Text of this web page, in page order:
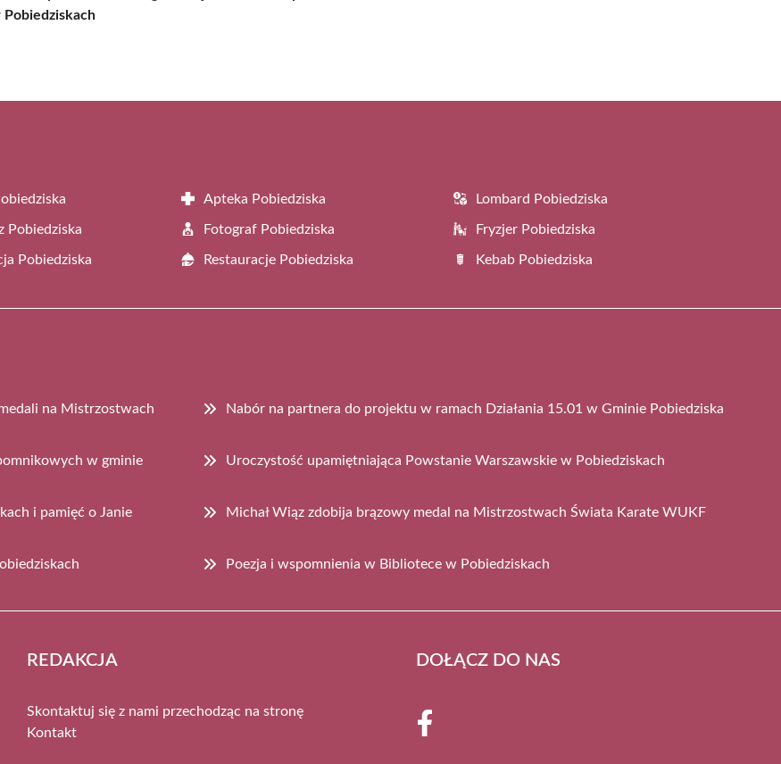
Pobiedziskach
Apteka Pobiedziska Lombard Pobiedziska
Pobiedziska Fotograf Pobiedziska Fryzjer Pobiedziska
Pobiedziska Restauracje Pobiedziska Kebab Pobiedziska
na Mistrzostwach
Nabór na partnera do projektu w ramach Działania 15.01 w Gminie Pobiedziska
w gminie
Uroczystość upamiętniająca Powstanie Warszawskie w Pobiedziskach
i pamięć o Janie
Michał Wiąz zdobija brązowy medal na Mistrzostwach Świata Karate WUKF
Poezja i wspomnienia w Bibliotece w Pobiedziskach
REDAKCJA
Skontaktuj się z nami przechodząc na stronę
Kontakt
DOŁĄCZ DO NAS